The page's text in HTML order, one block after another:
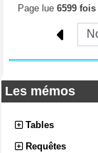
Les mémos
Tables
Requêtes
Page lue 6599 fois